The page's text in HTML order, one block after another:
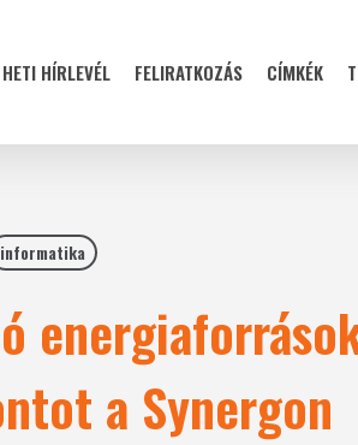
HETI HÍRLEVÉL FELIRATKOZÁS CÍMKÉK
informatika
a Synergon